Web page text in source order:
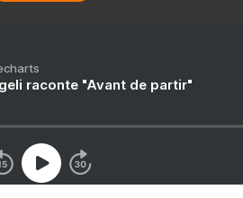
raconte "Avant de partir"